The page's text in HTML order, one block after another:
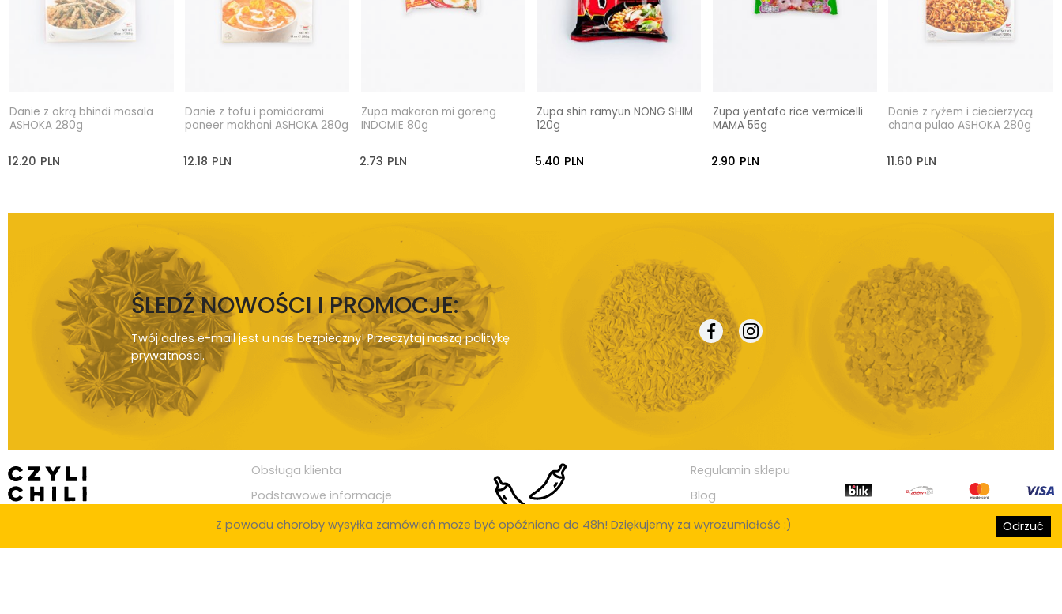
Danie z okrą bhindi masala
ASHOKA 280g
12.20 PLN
Danie z tofu i pomidorami
paneer makhani ASHOKA 280g
12.18 PLN
Zupa makaron mi goreng
INDOMIE 80g
2.73 PLN
Zupa shin ramyun NONG SHIM
120g
5.40 PLN
Zupa yentafo rice vermicelli
MAMA 55g
2.90 PLN
Danie z ryżem i ciecierzycą
chana pulao ASHOKA 280g
11.60 PLN
ŚLEDŹ NOWOŚCI I PROMOCJE:
Twój adres e-mail jest u nas bezpieczny! Przeczytaj nasząpolitykę
prywatności.
Obsługa klienta
Podstawowe informacje
Regulamin sklepu
Blog
Z powodu choroby wysyłka zamówień może być opóźniona do 48h! Dziękujemy za wyrozumiałość :) Odrzuć